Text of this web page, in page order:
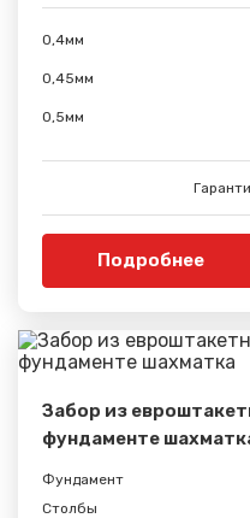
0,4мм
0,45мм
0,5мм
Подробнее
Забор из
фундаменте
Фундамент
Столбы